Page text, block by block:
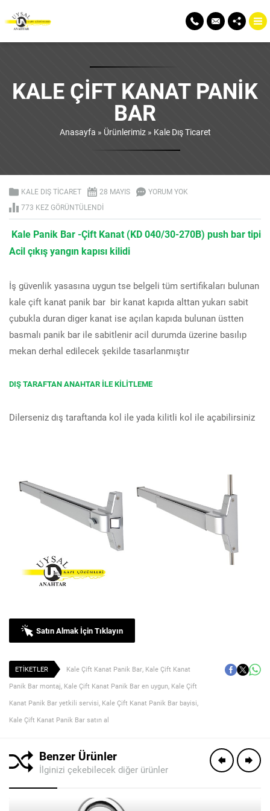
KALE ÇIFT KANAT PANIK
BAR
Anasayfa » Ürünlerimiz» Kale Dış Ticaret
KALE DIŞ TICARET 28 MAYIS
YORUM YOK
773 KEZ GÖRÜNTÜLENDI
Kale Panik Bar -Çift Kanat (KD 040/30-270B) push bar tipi
Acil çıkış yangın kapısı kilidi
İş güvenlik yasasına uygun tse belgeli tüm sertifikaları bulunan
kale çift kanat panik bar bir kanat kapıda alttan yukarı sabit
çubukla duran diger kanat ise açılan kapıda bulunan üstten
basmalı panik bar ile sabitlenir acil durumda üzerine basılıp
mekan derhal edilecek şekilde tasarlanmıştır
DIŞ TARAFTAN ANAHTAR İLE KİLİTLEME
Dilerseniz dış taraftanda kol ile yada kilitli kol ile açabilirsiniz
Satın Almak İçin Tıklayın
ETİKETLER Kale Çift Kanat Panik Bar Kale Çift Kanat
Panik Bar montaj Kale Çift Kanat Panik Bar en uygun Kale Çift
Kanat Panik Bar yetkili servisi Kale Çift Kanat Panik Bar bayisi
Kale Çift Kanat Panik Bar satın al
Benzer Ürünler
İlginizi çekebilecek diğer ürünler